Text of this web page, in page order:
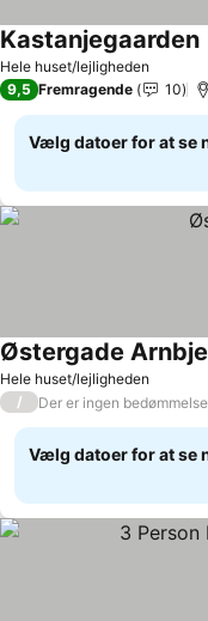
Hele huset/lejligheden
Kastanjegaarden
9,5 Fremragende 10
Vælg datoer for at se
Hele huset/lejligheden
Østergade
/ Der er ingen bedømmelse
Vælg datoer for at se